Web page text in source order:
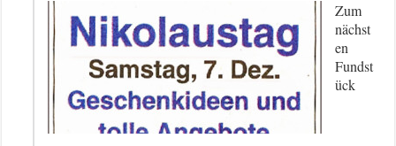
Zum
nächst
en
Fundst
ück